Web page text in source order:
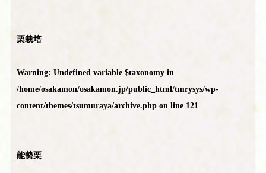
栗栽培
Warning: Undefined variable $taxonomy in
/home/osakamon/osakamon.jp/public_html/tmrysys/wp-
content/themes/tsumuraya/archive.php on line 121
能勢栗